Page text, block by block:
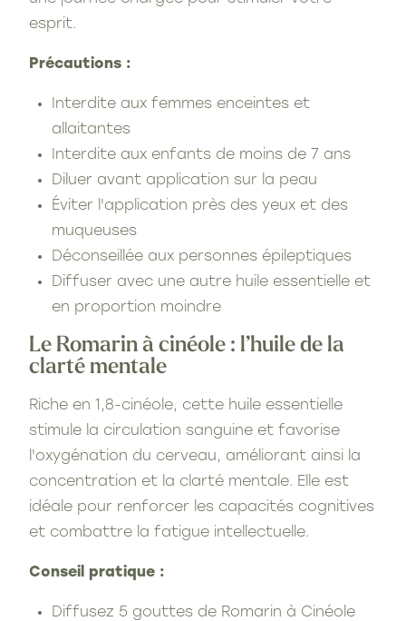
esprit.
Précautions :
Interdite aux femmes enceintes et
allaitantes
Interdite aux enfants de moins de 7 ans
Diluer avant application sur la peau
Éviter l'application près des yeux et des
muqueuses
Déconseillée aux personnes épileptiques
Diffuser avec une autre huile essentielle et
en proportion moindre
Le Romarin à cinéole : l’huile de la
clarté mentale
Riche en 1,8-cinéole, cette huile essentielle
stimule la circulation sanguine et favorise
l'oxygénation du cerveau, améliorant ainsi la
concentration et la clarté mentale. Elle est
idéale pour renforcer les capacités cognitives
et combattre la fatigue intellectuelle.
Conseil pratique :
Diffusez 5 gouttes de Romarin à Cinéole